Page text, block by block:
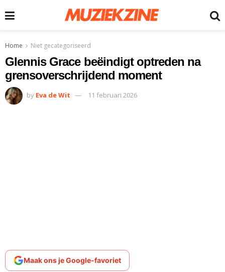
Home Niet gecategoriseerd
Glennis Grace beëindigt optreden na
grensoverschrijdend moment
by Eva de Wit 11 februari 2026
Maak ons je Google-favoriet